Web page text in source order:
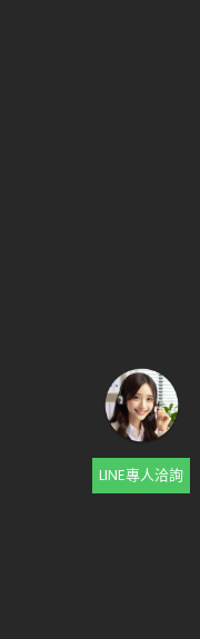
LINE專人洽詢